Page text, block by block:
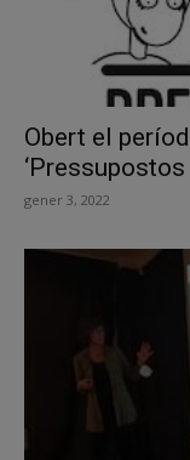
Obert el
gener 3, 2022